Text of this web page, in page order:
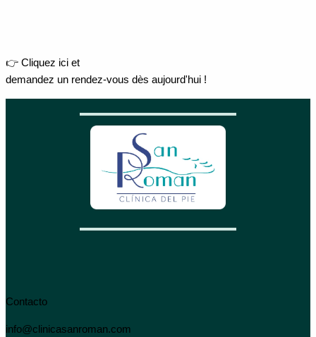
👉 Cliquez ici et
demandez un rendez-vous dès aujourd'hui !
Contacto
info@clinicasanroman.com